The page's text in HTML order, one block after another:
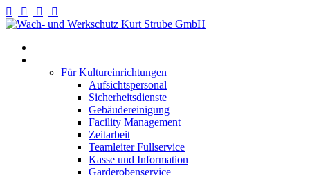
Für Kultureinrichtungen
Aufsichtspersonal
Sicherheitsdienste
Gebäudereinigung
Facility Management
Zeitarbeit
Teamleiter Fullservice
Kasse und Information
Garderobenservice